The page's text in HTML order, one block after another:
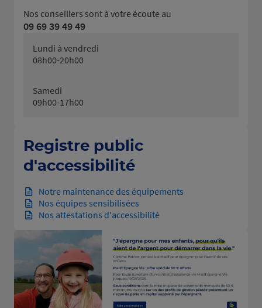
Nos conseillers sont à votre écoute au
09 69 39 49 49
Lundi à vendredi
08h00-20h00
Samedi
09h00-17h00
Registre public
d'accessibilité
Notre maintenance des équipements
Nos équipes sensibilisées
Nos attestations d'accessibilité